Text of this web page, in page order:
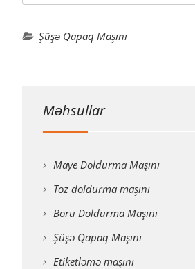
Şüşə Qapaq Maşını
Məhsullar
Maye Doldurma Maşını
Toz doldurma maşını
Boru Doldurma Maşını
Şüşə Qapaq Maşını
Etiketləmə maşını